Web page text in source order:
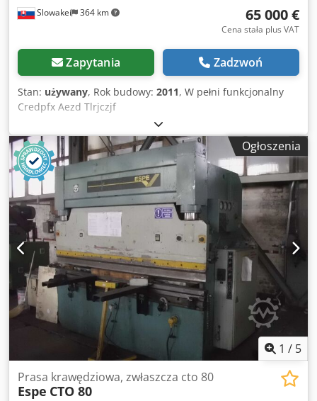
Slowakei 364 km 65 000 €
Cena stała plus VAT
Zapytania Zadzwoń
Stan: używany, Rok budowy: 2011, W pełni funkcjonalny
Credpfx Aezd Tlrjczjf
Ogłoszenia
1 / 5
Prasa krawędziowa, zwłaszcza cto 80
Espe CTO 80